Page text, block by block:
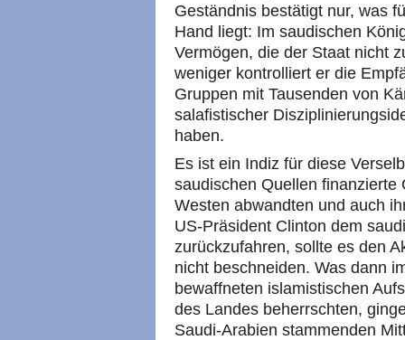
Geständnis bestätigt nur, was
Hand liegt: Im saudischen
Vermögen, die der Staat nicht
weniger kontrolliert er die
Gruppen mit Tausenden von
salafistischer
haben.
Es ist ein Indiz für diese
saudischen Quellen
Westen abwandten und auch
US-Präsident Clinton dem
zurückzufahren, sollte es den
nicht beschneiden. Was dann
bewaffneten islamistischen
des Landes beherrschten,
Saudi-Arabien stammenden